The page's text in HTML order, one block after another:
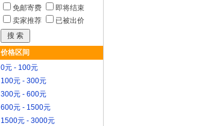
免邮寄费
即将结束
卖家推荐
已被出价
价格区间
0元 - 100元
100元 - 300元
300元 - 600元
600元 - 1500元
1500元 - 3000元